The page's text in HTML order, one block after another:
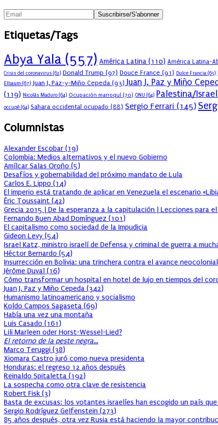
Etiquetas/Tags
Abya Yala (557) América Latina (110) América Latina-
Crisis del coronavirus (62) Donald Trump (97) Douce France (91) Dulce Francia (63)
Elbaum (67) Juan J. Paz-y-Miño Cepeda (93) Juan J. Paz y Miño
(119) Nicolás Maduro (64) Ocupación marroquí (70) ONU (64) Palestina/Israel
occupé (64) Sahara occidental ocupado (88) Sergio Ferrari (145)
Columnistas
Alexander Escobar (19)
Colombia: Medios alternativos y el nuevo Gobierno
Amílcar Salas Oroño (5)
Desafíos y gobernabilidad del próximo mandato de Lula
Carlos E. Lippo (14)
El imperio está tratando de aplicar en Venezuela el escenario
Éric Toussaint (42)
Grecia 2015 | De la esperanza a la capitulación | Lecciones para
Fernando Buen Abad Domínguez (101)
El capitalismo como sociedad de la Impudicia
Gideon Levy (54)
Israel Katz, ministro israelí de Defensa y criminal de guerra a
Héctor Bernardo (54)
Insurrección en Bolivia: una trinchera contra el avance neocolonial
Jérôme Duval (16)
Cómo transformar un hospital en hotel de lujo en tiempos del
Juan J. Paz y Miño Cepeda (342)
Humanismo latinoamericano y socialismo
Koldo Campos Sagaseta (69)
Había una vez una montaña
Luis Casado (161)
Lili Marleen oder Horst-Wessel-Lied?
El retorno de la peste negra…
Marco Teruggi (38)
Xiomara Castro juró como nueva presidenta
Honduras: el regreso 12 años después
Reinaldo Spitaletta (192)
La sospecha como otra clave de resistencia
Robert Fisk (3)
Basta de excusas: los votantes israelíes han escogido un país
Sergio Rodríguez Gelfenstein (273)
85 años después, otra vez Rusia está haciendo la mayor